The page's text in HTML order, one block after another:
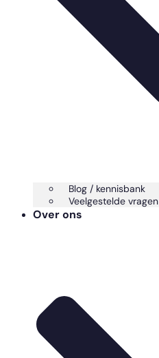
Blog / kennisbank
Veelgestelde vragen
Over ons